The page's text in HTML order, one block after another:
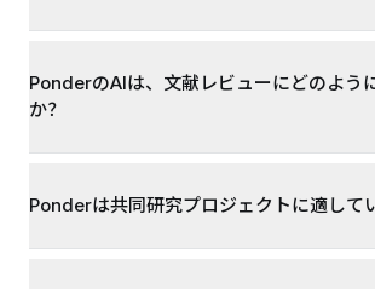
PonderのAIは、文献レビューにどのよう
か？
Ponderは共同研究プロジェクトに適して